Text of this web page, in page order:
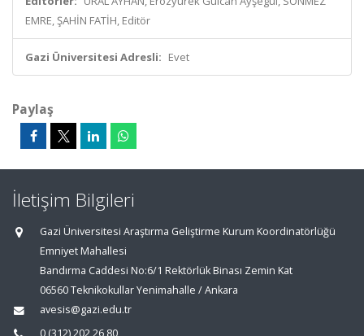
EMRE, ŞAHİN FATİH, Editör
Gazi Üniversitesi Adresli: Evet
Paylaş
İletişim Bilgileri
Gazi Üniversitesi Araştırma Geliştirme Kurum Koordinatörlüğü
Emniyet Mahallesi
Bandırma Caddesi No:6/1 Rektörlük Binası Zemin Kat
06560 Teknikokullar Yenimahalle / Ankara
avesis@gazi.edu.tr
0 (312) 202 26 80